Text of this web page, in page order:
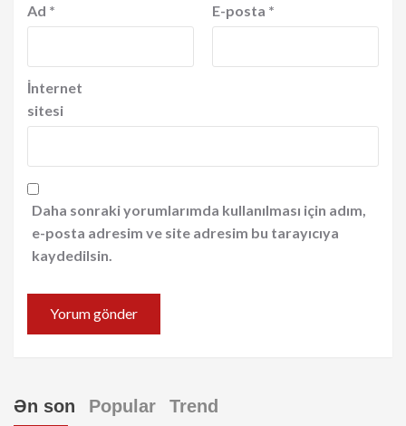
Ad * E-posta *
İnternet
sitesi
Daha sonraki yorumlarımda kullanılması için adım,
e-posta adresim ve site adresim bu tarayıcıya
kaydedilsin.
Ən son Popular Trend